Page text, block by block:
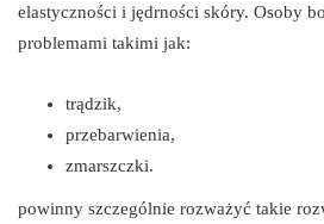
elastyczności i jędrności skóry. Osoby
problemami takimi jak:
trądzik,
przebarwienia,
zmarszczki.
powinny szczególnie rozważyć takie